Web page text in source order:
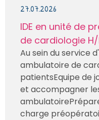
27.07.2026
IDE en unité de
de cardiologie
Au sein du service
ambulatoire de
patientsEquipe de
et accompagner
charge